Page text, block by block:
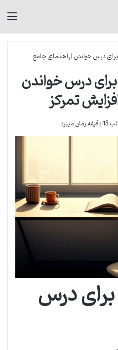
درس خواندن | راهنمای جامع
درس خواندن
تمرکز
درس